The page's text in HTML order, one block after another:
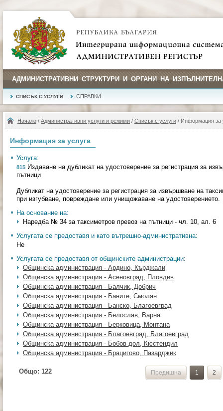
АДМИНИСТРАТИВНИ СТРУКТУРИ И ОРГАНИ НА
СПИСЪК С УСЛУГИ СПРАВКИ
Начало / Административни услуги и режими / Списък с услуги / Информация за
Информация за услуга
Услуга:
815 Издаване на дубликат на удостоверение за регистрация за
пътници
Дубликат на удостоверение за регистрация за извършване на
при изгубване, повреждане или унищожаване на удостоверението.
На основание на:
Наредба № 34 за таксиметров превоз на пътници - чл. 10, ал. 6
Услугата се предоставя и като вътрешно-административна:
Не
Услугата се предоставя от общинските администрации:
Общинска администрация - Ардино, Кърджали
Общинска администрация - Асеновград, Пловдив
Общинска администрация - Балчик, Добрич
Общинска администрация - Баните, Смолян
Общинска администрация - Банско, Благоевград
Общинска администрация - Белослав, Варна
Общинска администрация - Берковица, Монтана
Общинска администрация - Благоевград, Благоевград
Общинска администрация - Бобов дол, Кюстендил
Общинска администрация - Брацигово, Пазарджик
Общо: 122 Предишна 1 2